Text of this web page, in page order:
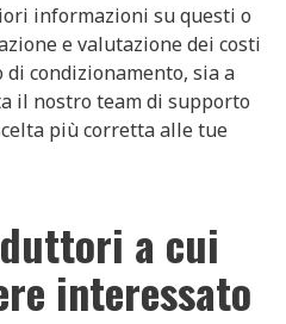
informazioni su questi o
e valutazione dei costi
condizionamento, sia a
il nostro team di supporto
più corretta alle tue
a cui
interessato